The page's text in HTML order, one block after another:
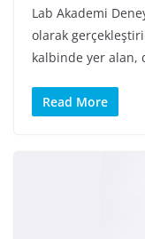
Lab Akademi
olarak
kalbinde yer alan,
Read More